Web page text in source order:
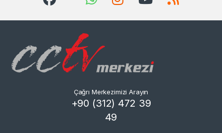
Çağrı Merkezimizi Arayın
+90 (312) 472 39
49